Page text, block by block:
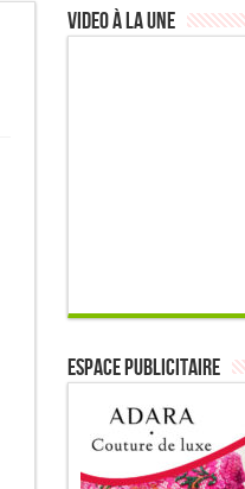
Video à la Une
ESPACE PUBLICITAIRE